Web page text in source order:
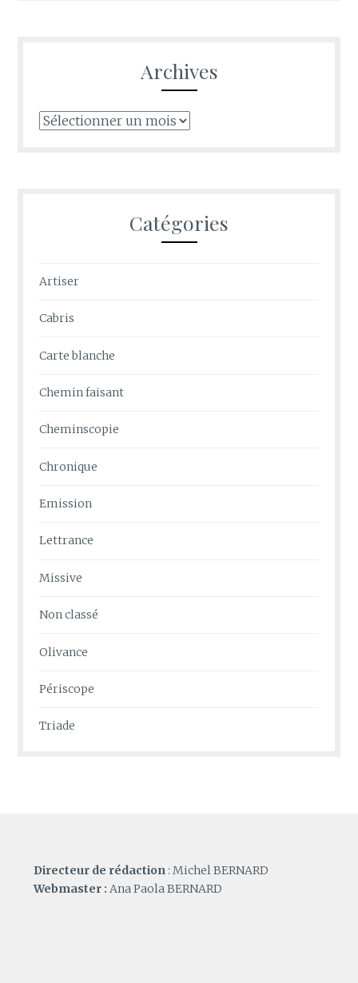
Archives
Archives
Catégories
Artiser
Cabris
Carte blanche
Chemin faisant
Cheminscopie
Chronique
Emission
Lettrance
Missive
Non classé
Olivance
Périscope
Triade
Directeur de rédaction : Michel BERNARD
Webmaster : Ana Paola BERNARD